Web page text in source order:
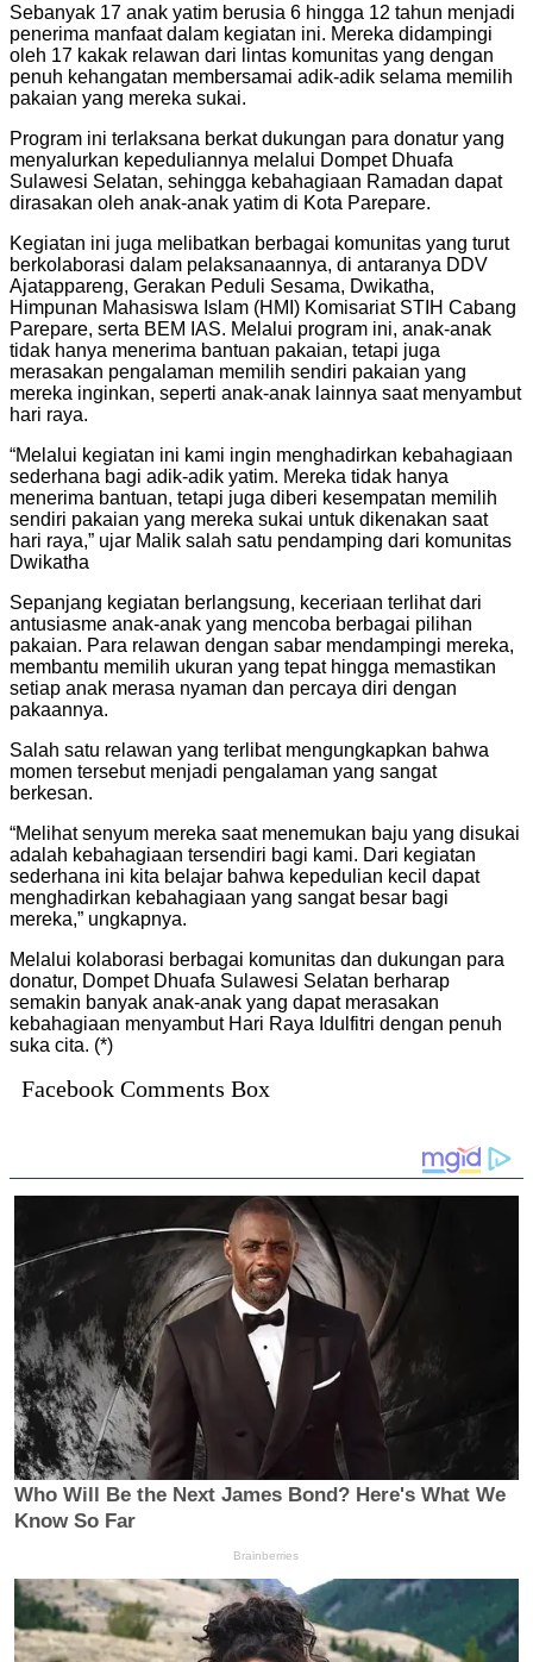
Sebanyak 17 anak yatim berusia 6 hingga 12 tahun menjadi
penerima manfaat dalam kegiatan ini. Mereka didampingi
oleh 17 kakak relawan dari lintas komunitas yang dengan
penuh kehangatan membersamai adik-adik selama memilih
pakaian yang mereka sukai.
Program ini terlaksana berkat dukungan para donatur yang
menyalurkan kepeduliannya melalui Dompet Dhuafa
Sulawesi Selatan, sehingga kebahagiaan Ramadan dapat
dirasakan oleh anak-anak yatim di Kota Parepare.
Kegiatan ini juga melibatkan berbagai komunitas yang turut
berkolaborasi dalam pelaksanaannya, di antaranya DDV
Ajatappareng, Gerakan Peduli Sesama, Dwikatha,
Himpunan Mahasiswa Islam (HMI) Komisariat STIH Cabang
Parepare, serta BEM IAS. Melalui program ini, anak-anak
tidak hanya menerima bantuan pakaian, tetapi juga
merasakan pengalaman memilih sendiri pakaian yang
mereka inginkan, seperti anak-anak lainnya saat menyambut
hari raya.
“Melalui kegiatan ini kami ingin menghadirkan kebahagiaan
sederhana bagi adik-adik yatim. Mereka tidak hanya
menerima bantuan, tetapi juga diberi kesempatan memilih
sendiri pakaian yang mereka sukai untuk dikenakan saat
hari raya,” ujar Malik salah satu pendamping dari komunitas
Dwikatha
Sepanjang kegiatan berlangsung, keceriaan terlihat dari
antusiasme anak-anak yang mencoba berbagai pilihan
pakaian. Para relawan dengan sabar mendampingi mereka,
membantu memilih ukuran yang tepat hingga memastikan
setiap anak merasa nyaman dan percaya diri dengan
pakaannya.
Salah satu relawan yang terlibat mengungkapkan bahwa
momen tersebut menjadi pengalaman yang sangat
berkesan.
“Melihat senyum mereka saat menemukan baju yang disukai
adalah kebahagiaan tersendiri bagi kami. Dari kegiatan
sederhana ini kita belajar bahwa kepedulian kecil dapat
menghadirkan kebahagiaan yang sangat besar bagi
mereka,” ungkapnya.
Melalui kolaborasi berbagai komunitas dan dukungan para
donatur, Dompet Dhuafa Sulawesi Selatan berharap
semakin banyak anak-anak yang dapat merasakan
kebahagiaan menyambut Hari Raya Idulfitri dengan penuh
suka cita. (*)
Facebook Comments Box